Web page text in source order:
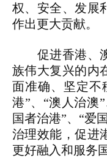
权、安全、发展
作出更大贡献。
促进香港、澳
族伟大复兴的内
面准确、坚定不
港”、“澳人治澳
国者治港”、“爱
治理效能，促进
更好融入和服务